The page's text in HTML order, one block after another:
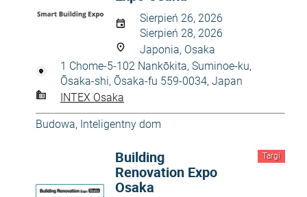
Sierpień 26, 2026
Sierpień 28, 2026
Japonia, Osaka
1 Chome-5-102 Nankōkita, Suminoe-ku,
Ōsaka-shi, Ōsaka-fu 559-0034, Japan
INTEX Osaka
Budowa, Inteligentny dom
Targi
Building
Renovation Expo
Osaka